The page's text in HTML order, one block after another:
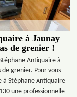
à Jaunay
de grenier !
Antiquaire à
de grenier. Pour vous
à Stéphane Antiquaire
une professionnelle